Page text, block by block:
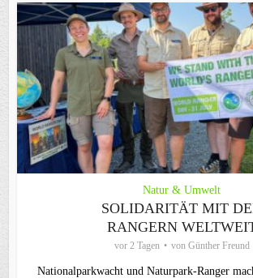
Natur & Umwelt
SOLIDARITÄT MIT
RANGERN
vor 2 Tagen von Günther Freund
Nationalparkwacht und Naturpark-Ranger